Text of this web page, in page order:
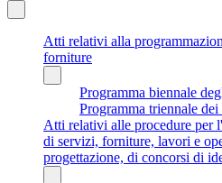
Atti relativi alla
forniture
Programma biennale
Programma triennale
Atti relativi alle procedure per
di servizi, forniture, lavori e
progettazione, di concorsi di